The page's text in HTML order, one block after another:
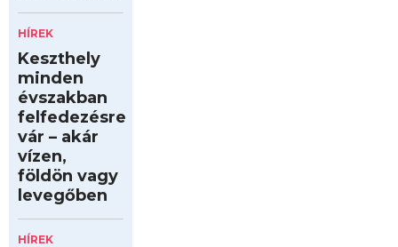
HÍREK
Keszthely
minden
évszakban
felfedezésre
vár – akár
vízen,
földön vagy
levegőben
HÍREK